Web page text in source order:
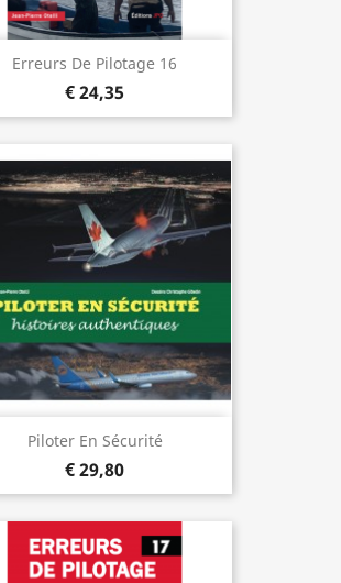
Erreurs De Pilotage 16
€ 24,35
Piloter En Sécurité
€ 29,80